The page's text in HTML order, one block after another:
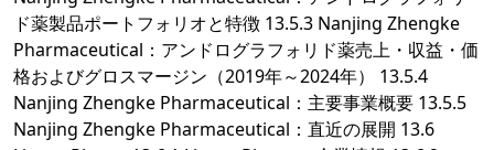
ド薬製品ポートフォリオと特徴 13.5.3 Nanjing Zhengke
Pharmaceutical：アンドログラフォリド薬売上・収益・価
格およびグロスマージン（2019年～2024年） 13.5.4
Nanjing Zhengke Pharmaceutical：主要事業概要 13.5.5
Nanjing Zhengke Pharmaceutical：直近の展開 13.6